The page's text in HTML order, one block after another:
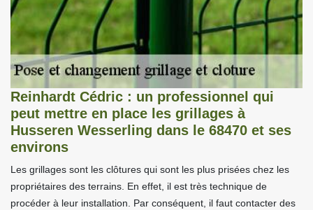
Reinhardt Cédric : un professionnel qui
peut mettre en place les grillages à
Husseren Wesserling dans le 68470 et ses
environs
Les grillages sont les clôtures qui sont les plus prisées chez les
propriétaires des terrains. En effet, il est très technique de
procéder à leur installation. Par conséquent, il faut contacter des